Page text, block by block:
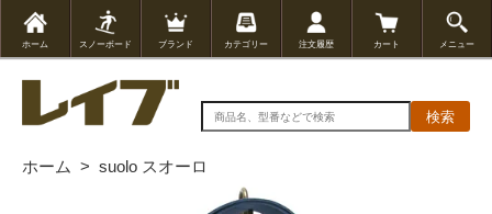
ホーム スノーボード ブランド カテゴリー 注文履歴 カート メニュー
検索
ホーム > suolo スオーロ